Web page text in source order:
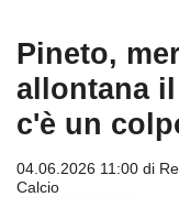
Pineto,
allontana
c'è un
04.06.2026 11:00 di
Calcio